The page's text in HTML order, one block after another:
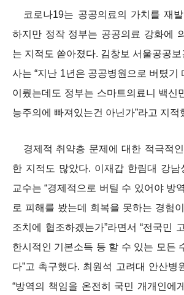
코로나19는 공공의료의 가치를 재
하지만 정작 정부는 공공의료 강화에
는 지적도 쏟아졌다. 김창보 서울공공보
사는 “지난 1년은 공공병원으로 버텼기
이뤘는데도 정부는 스마트의료니 백신
능주의에 빠져있는건 아닌가”라고 지적
경제적 취약층 문제에 대한 적극적
한 지적도 많았다. 이재갑 한림대 강남
교수는 “경제적으로 버틸 수 있어야 방
로 피해를 봤는데 회복을 못하는 경험
조치에 협조하겠는가”라면서 “전국민
한시적인 기본소득 등 할 수 있는 모든
다”고 촉구했다. 최원석 고려대 안산병
“방역의 책임을 온전히 국민 개개인에